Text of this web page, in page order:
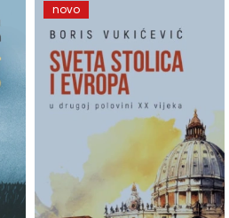
novo